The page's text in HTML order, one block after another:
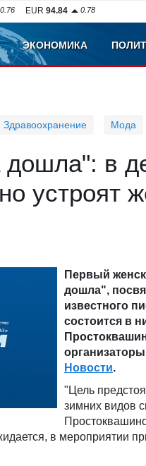
0.76 EUR 94.84 0.78
ЭКОНОМИКА
Здравоохранение Мода
в
устроят
Первый
дошла",
известного
состоится в
Новости.
"Цель
зимних видов
в мероприятии